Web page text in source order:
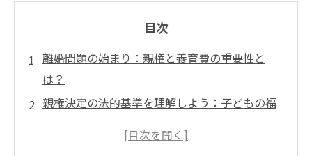
目次
離婚問題の始まり：親権と養育費の重要性と
は？
親権決定の法的基準を理解しよう：子どもの福
養育費の計算方法と支払義務の範囲を詳しく解